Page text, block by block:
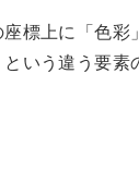
標上に「色彩
という違う要素